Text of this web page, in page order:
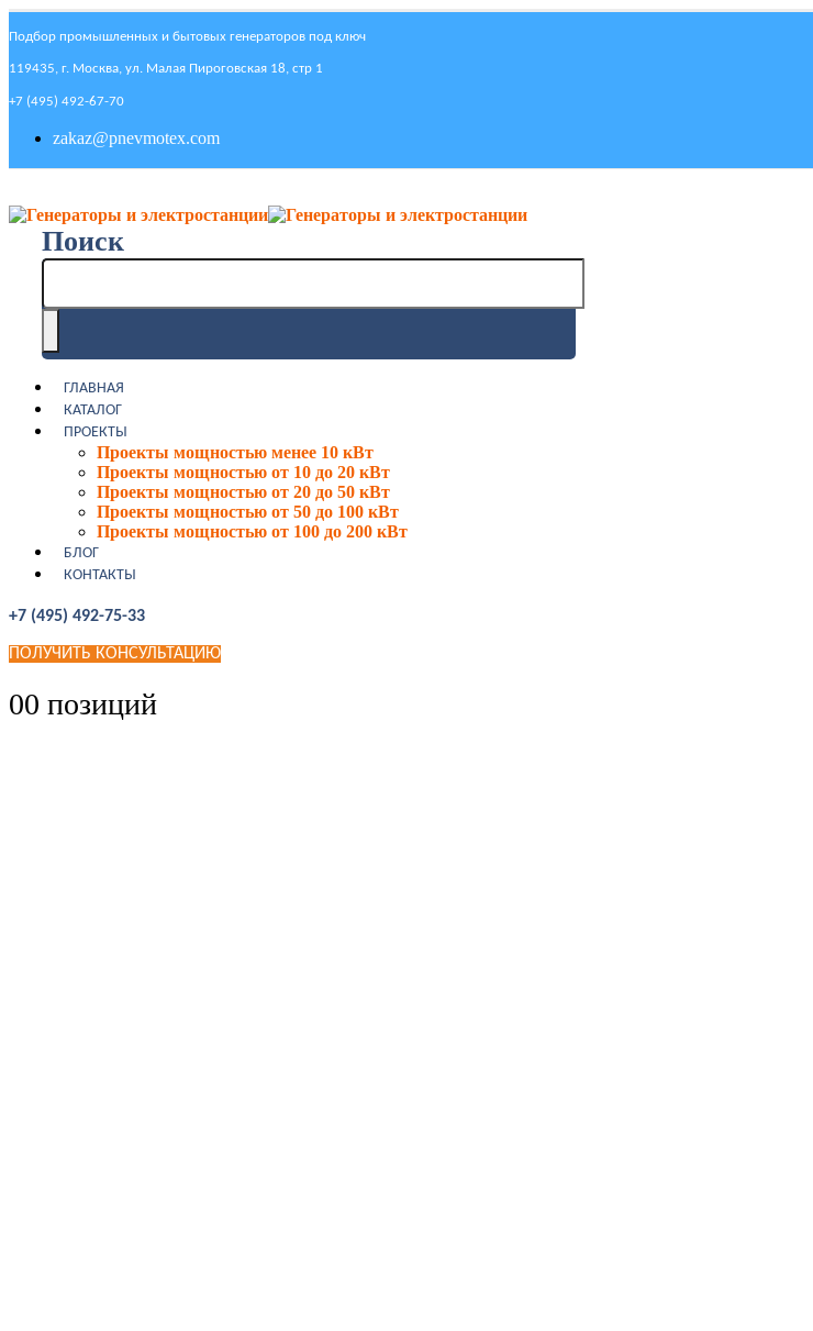
Подбор промышленных и бытовых генераторов под ключ
119435, г. Москва, ул. Малая Пироговская 18, стр 1
+7 (495) 492-67-70
zakaz@pnevmotex.com
Поиск
ГЛАВНАЯ
КАТАЛОГ
ПРОЕКТЫ
Проекты мощностью менее 10 кВт
Проекты мощностью от 10 до 20 кВт
Проекты мощностью от 20 до 50 кВт
Проекты мощностью от 50 до 100 кВт
Проекты мощностью от 100 до 200 кВт
БЛОГ
КОНТАКТЫ
+7 (495) 492-75-33
ПОЛУЧИТЬ КОНСУЛЬТАЦИЮ
00 позиций